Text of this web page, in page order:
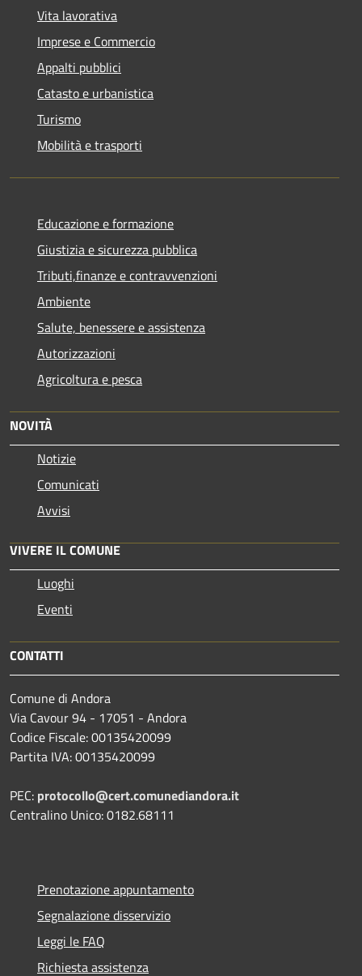
Vita lavorativa
Imprese e Commercio
Appalti pubblici
Catasto e urbanistica
Turismo
Mobilità e trasporti
Educazione e formazione
Giustizia e sicurezza pubblica
Tributi,finanze e contravvenzioni
Ambiente
Salute, benessere e assistenza
Autorizzazioni
Agricoltura e pesca
NOVITÀ
Notizie
Comunicati
Avvisi
VIVERE IL COMUNE
Luoghi
Eventi
CONTATTI
Comune di Andora
Via Cavour 94 - 17051 - Andora
Codice Fiscale: 00135420099
Partita IVA: 00135420099
PEC: protocollo@cert.comunediandora.it
Centralino Unico: 0182.68111
Prenotazione appuntamento
Segnalazione disservizio
Leggi le FAQ
Richiesta assistenza